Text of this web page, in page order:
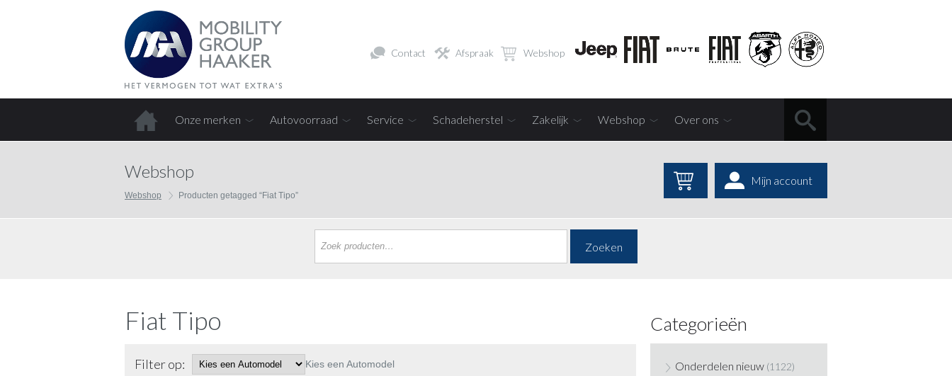
Contact Afspraak Webshop
Onze merken Autovoorraad Service Schadeherstel Zakelijk Webshop Over ons
Webshop
Webshop Producten getagged “Fiat Tipo”
Mijn account
Zoeken
Fiat Tipo
Filter op: Kies een Automodel
Categorieën
Onderdelen nieuw (1122)